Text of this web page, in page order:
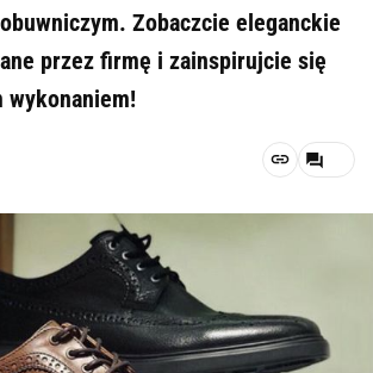
Zobaczcie eleganckie
przez firmę i zainspirujcie się
wykonaniem!